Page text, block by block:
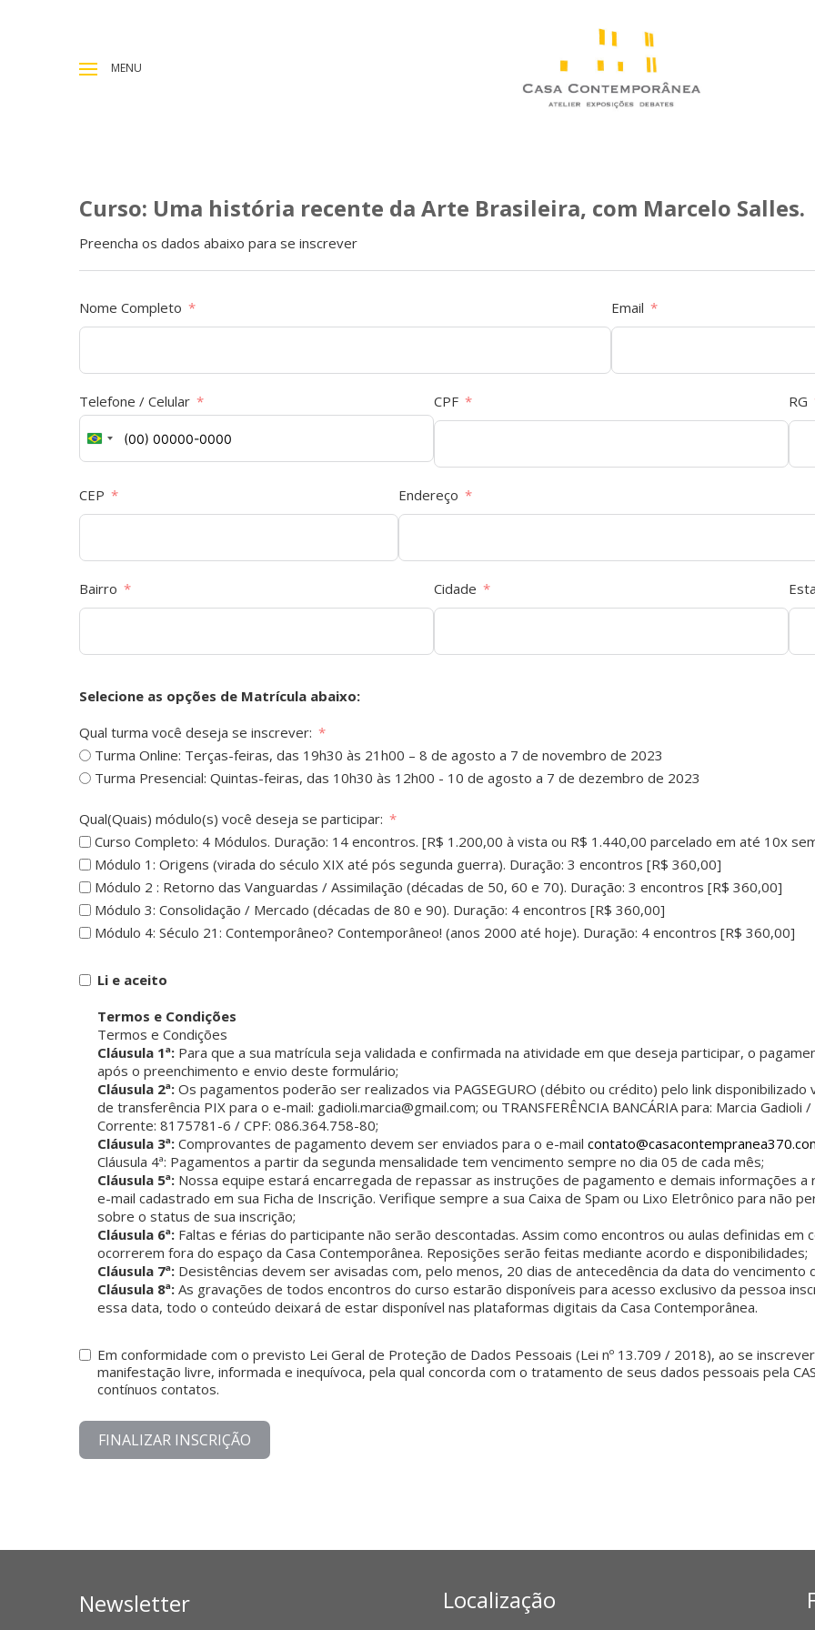
MENU
Curso: Uma história recente da Arte Brasileira, com Marcelo Salles.
Preencha os dados abaixo para se inscrever
Nome Completo Email
Telefone / Celular
Brazil
+55
CPF RG
CEP Endereço
Bairro Cidade
Selecione as opções de Matrícula abaixo:
Qual turma você deseja se inscrever:
Turma Online: Terças-feiras, das 19h30 às 21h00 – 8 de agosto a 7 de novembro de 2023
Turma Presencial: Quintas-feiras, das 10h30 às 12h00 - 10 de agosto a 7 de dezembro de 2023
Qual(Quais) módulo(s) você deseja se participar:
Curso Completo: 4 Módulos. Duração: 14 encontros. [R$ 1.200,00 à vista ou R$ 1.440,00 parcelado em até 10x
Módulo 1: Origens (virada do século XIX até pós segunda guerra). Duração: 3 encontros [R$ 360,00]
Módulo 2 : Retorno das Vanguardas / Assimilação (décadas de 50, 60 e 70). Duração: 3 encontros [R$ 360,00]
Módulo 3: Consolidação / Mercado (décadas de 80 e 90). Duração: 4 encontros [R$ 360,00]
Módulo 4: Século 21: Contemporâneo? Contemporâneo! (anos 2000 até hoje). Duração: 4 encontros [R$ 360,00]
Li e aceito
Termos e Condições
Termos e Condições
Cláusula 1ª: Para que a sua matrícula seja validada e confirmada na atividade em que deseja participar, o
após o preenchimento e envio deste formulário;
Cláusula 2ª: Os pagamentos poderão ser realizados via PAGSEGURO (débito ou crédito) pelo link
de transferência PIX para o e-mail: gadioli.marcia@gmail.com; ou TRANSFERÊNCIA BANCÁRIA para: Marcia
Corrente: 8175781-6 / CPF: 086.364.758-80;
Cláusula 3ª: Comprovantes de pagamento devem ser enviados para o e-mail
Cláusula 4ª: Pagamentos a partir da segunda mensalidade tem vencimento sempre no dia 05 de cada mês;
Cláusula 5ª: Nossa equipe estará encarregada de repassar as instruções de pagamento e demais informações
e-mail cadastrado em sua Ficha de Inscrição. Verifique sempre a sua Caixa de Spam ou Lixo Eletrônico para não
sobre o status de sua inscrição;
Cláusula 6ª: Faltas e férias do participante não serão descontadas. Assim como encontros ou aulas definidas
ocorrerem fora do espaço da Casa Contemporânea. Reposições serão feitas mediante acordo e disponibilidades;
Cláusula 7ª: Desistências devem ser avisadas com, pelo menos, 20 dias de antecedência da data do
Cláusula 8ª: As gravações de todos encontros do curso estarão disponíveis para acesso exclusivo da pessoa
essa data, todo o conteúdo deixará de estar disponível nas plataformas digitais da Casa Contemporânea.
Em conformidade com o previsto Lei Geral de Proteção de Dados Pessoais (Lei nº 13.709 / 2018), ao se
manifestação livre, informada e inequívoca, pela qual concorda com o tratamento de seus dados pessoais pela
contínuos contatos.
FINALIZAR INSCRIÇÃO
Newsletter Localização